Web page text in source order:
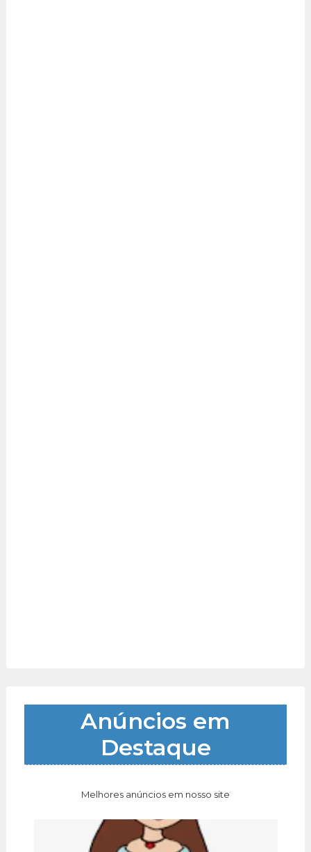
Anúncios em
Destaque
Melhores anúncios em nosso site